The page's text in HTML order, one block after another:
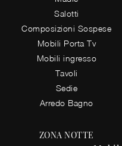
Salotti
Composizioni Sospese
Mobili Porta Tv
Mobili ingresso
Tavoli
Sedie
Arredo Bagno
ZONA NOTTE